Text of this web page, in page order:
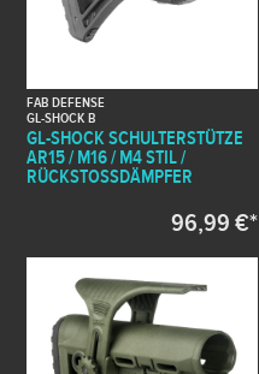
FAB DEFENSE
GL-SHOCK B
GL-SHOCK SCHULTERSTÜTZE
AR15 / M16 / M4 STIL /
RÜCKSTOSSDÄMPFER
96,99 €*